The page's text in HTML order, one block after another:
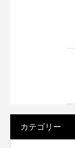
カテゴリー